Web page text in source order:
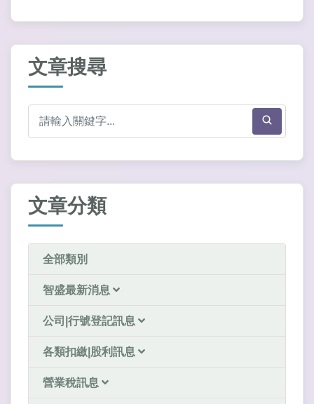
文章搜尋
文章分類
全部類別
智盛最新消息
公司|行號登記訊息
各類扣繳|股利訊息
營業稅訊息